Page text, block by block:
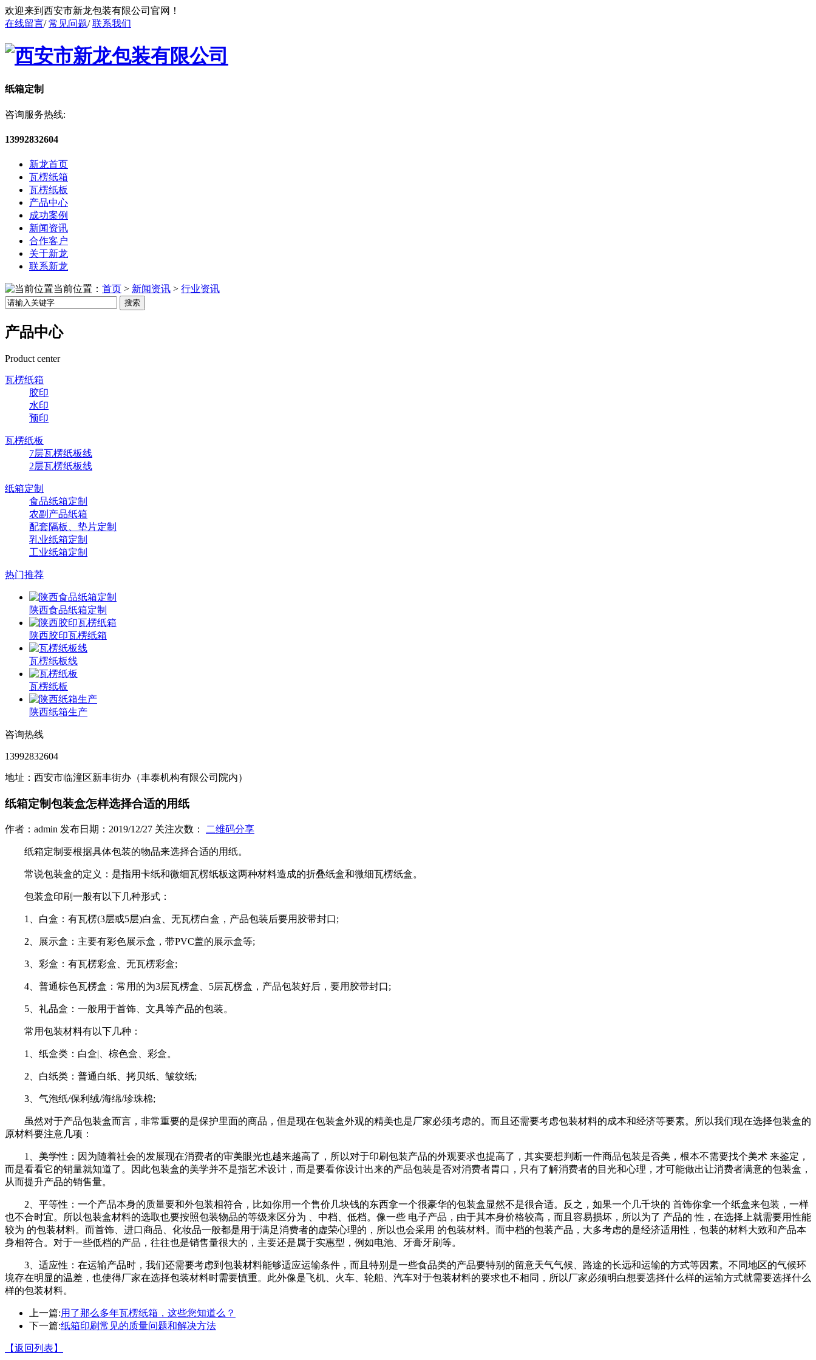
欢迎来到西安市新龙包装有限公司官网！
在线留言/常见问题/联系我们
纸箱定制
咨询服务热线:
13992832604
新龙首页
瓦楞纸箱
瓦楞纸板
产品中心
成功案例
新闻资讯
合作客户
关于新龙
联系新龙
当前位置： 首页 > 新闻资讯 > 行业资讯
搜索
产品中心
Product center
瓦楞纸箱
胶印
水印
预印
瓦楞纸板
7层瓦楞纸板线
2层瓦楞纸板线
纸箱定制
食品纸箱定制
农副产品纸箱
配套隔板、垫片定制
乳业纸箱定制
工业纸箱定制
热门推荐
陕西食品纸箱定制
陕西胶印瓦楞纸箱
瓦楞纸板线
瓦楞纸板
陕西纸箱生产
咨询热线
13992832604
地址：西安市临潼区新丰街办（丰泰机构有限公司院内）
纸箱定制包装盒怎样选择合适的用纸
作者：admin 发布日期：2019/12/27 关注次数： 二维码分享
纸箱定制要根据具体包装的物品来选择合适的用纸。
常说包装盒的定义：是指用卡纸和微细瓦楞纸板这两种材料造成的折叠纸盒和微细瓦楞纸盒。
包装盒印刷一般有以下几种形式：
1、白盒：有瓦楞(3层或5层)白盒、无瓦楞白盒，产品包装后要用胶带封口;
2、展示盒：主要有彩色展示盒，带PVC盖的展示盒等;
3、彩盒：有瓦楞彩盒、无瓦楞彩盒;
4、普通棕色瓦楞盒：常用的为3层瓦楞盒、5层瓦楞盒，产品包装好后，要用胶带封口;
5、礼品盒：一般用于首饰、文具等产品的包装。
常用包装材料有以下几种：
1、纸盒类：白盒|、棕色盒、彩盒。
2、白纸类：普通白纸、拷贝纸、皱纹纸;
3、气泡纸/保利绒/海绵/珍珠棉;
虽然对于产品包装盒而言，非常重要的是保护里面的商品，但是现在包装盒外观的精美也是厂家必须考虑的。而且还需要考虑包装材料的成本和经济等要素。所以我们现在选择包装盒的
原材料要注意几项：
1、美学性：因为随着社会的发展现在消费者的审美眼光也越来越高了，所以对于印刷包装产品的外观要求也提高了，其实要想判断一件商品包装是否美，根本不需要找个美术 来鉴定，
而是看看它的销量就知道了。因此包装盒的美学并不是指艺术设计，而是要看你设计出来的产品包装是否对消费者胃口，只有了解消费者的目光和心理，才可能做出让消费者满意的包装盒，
从而提升产品的销售量。
2、平等性：一个产品本身的质量要和外包装相符合，比如你用一个售价几块钱的东西拿一个很豪华的包装盒显然不是很合适。反之，如果一个几千块的 首饰你拿一个纸盒来包装，一样
也不合时宜。所以包装盒材料的选取也要按照包装物品的等级来区分为 、中档、低档。像一些 电子产品，由于其本身价格较高，而且容易损坏，所以为了 产品的 性，在选择上就需要用性能
较为 的包装材料。而首饰、进口商品、化妆品一般都是用于满足消费者的虚荣心理的，所以也会采用 的包装材料。而中档的包装产品，大多考虑的是经济适用性，包装的材料大致和产品本
身相符合。对于一些低档的产品，往往也是销售量很大的，主要还是属于实惠型，例如电池、牙膏牙刷等。
3、适应性：在运输产品时，我们还需要考虑到包装材料能够适应运输条件，而且特别是一些食品类的产品要特别的留意天气气候、路途的长远和运输的方式等因素。不同地区的气候环
境存在明显的温差，也使得厂家在选择包装材料时需要慎重。此外像是飞机、火车、轮船、汽车对于包装材料的要求也不相同，所以厂家必须明白想要选择什么样的运输方式就需要选择什么
样的包装材料。
上一篇:用了那么多年瓦楞纸箱，这些您知道么？
下一篇:纸箱印刷常见的质量问题和解决方法
【返回列表】